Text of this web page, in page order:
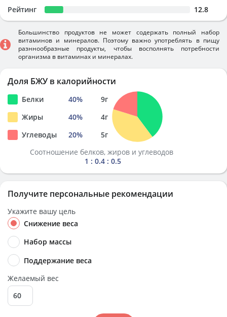
Рейтинг 12.8
Большинство продуктов не может содержать полный набор
витаминов и минералов. Поэтому важно употреблять в пищу
разннообразные продукты, чтобы восполнять потребности
организма в витаминах и минералах.
Доля БЖУ в калорийности
Белки 40% 9г
Жиры
40% 4г
Углеводы
20% 5г
Соотношение белков, жиров и углеводов
1 : 0.4 : 0.5
Получите персональные рекомендации
Укажите вашу цель
Снижение веса
Набор массы
Поддержание веса
Желаемый вес